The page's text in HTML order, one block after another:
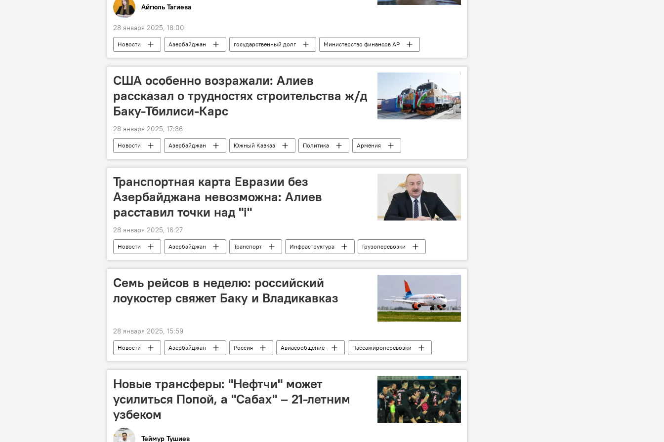
Айгюль Тагиева
28 января 2025, 18:00
Новости Азербайджан государственный долг
Министерство финансов АР
ценные бумаги
Государственный нефтяной фонд Азербайджана (ГНФАР)
США особенно возражали: Алиев
рассказал о трудностях строительства ж/д
Баку-Тбилиси-Карс
28 января 2025, 17:36
Новости Азербайджан Южный Кавказ Политика
Армения
Ильхам Алиев
Президент Нахчыван
Железная дорога Баку-Тбилиси-Карс
Транспортная карта Евразии без
Азербайджана невозможна: Алиев
расставил точки над "i"
28 января 2025, 16:27
Новости Азербайджан Транспорт Инфраструктура
Грузоперевозки
Карабах
Ильхам Алиев Президент
Совещание
Коридор "Север-Юг"
Трансопртный коридор "Восток-Запад"
Cемь рейсов в неделю: российский
лоукостер свяжет Баку и Владикавказ
28 января 2025, 15:59
Новости Азербайджан Россия Авиасообщение
Пассажироперевозки
лоукостер
Баку Владикавказ
Новые трансферы: "Нефтчи" может
усилиться Попой, а "Сабах" – 21-летним
узбеком
Теймур Тушиев